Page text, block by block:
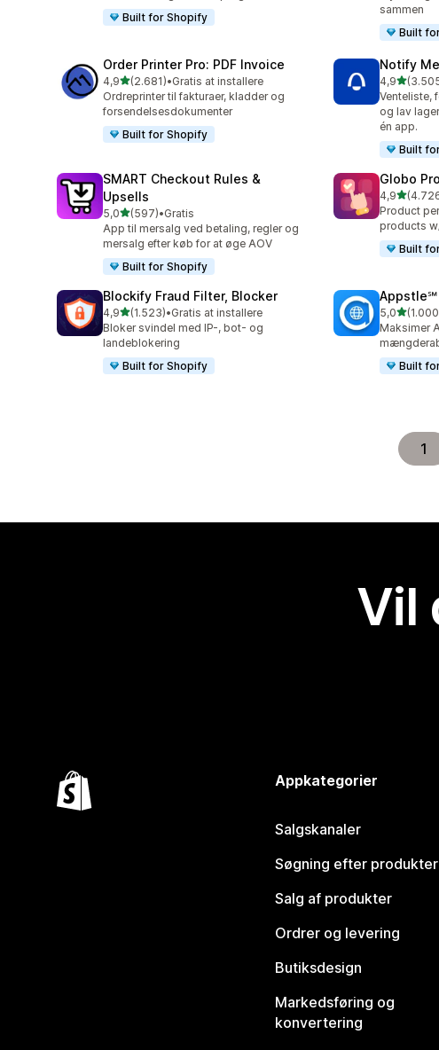
Built for Shopify
sammen
Built
Order Printer Pro: PDF Invoice
4,9ud af 5 stjerner
(2.681)
2681 anmeldelser i alt
•Gratis at installere
Ordreprinter til fakturaer, kladder og
forsendelsesdokumenter
Built for Shopify
Notify
4,9ud af 5
3505
Venteliste,
og lav
én app.
Built
SMART Checkout Rules &
Upsells
5,0ud af 5 stjerner
(597)
597 anmeldelser i alt
•Gratis
App til mersalg ved betaling, regler og
mersalg efter køb for at øge AOV
Built for Shopify
Globo
4,9ud af 5
4726
Product
products
Built
Blockify Fraud Filter, Blocker
4,9ud af 5 stjerner
(1.523)
1523 anmeldelser i alt
•Gratis at installere
Bloker svindel med IP-, bot- og
landeblokering
Built for Shopify
Appstle℠
5,0ud af 5
1000
Maksimer
Built
1
Vil
Appkategorier
Salgskanaler
Søgning efter produkter
Salg af produkter
Ordrer og levering
Butiksdesign
Markedsføring og
konvertering